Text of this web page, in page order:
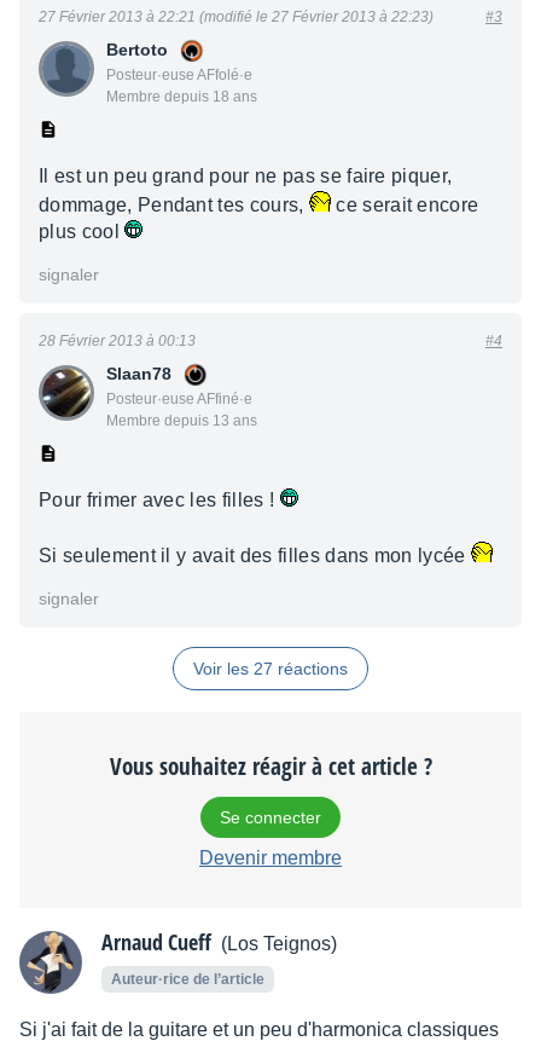
Bertoto
Posteur·euse AFfolé·e
Membre depuis 18 ans
27 Février 2013 à 22:21 (modifié le 27 Février 2013 à 22:23) #3
Il est un peu grand pour ne pas se faire piquer,
dommage, Pendant tes cours,
ce serait encore
plus cool
signaler
Slaan78
Posteur·euse AFfiné·e
Membre depuis 13 ans
28 Février 2013 à 00:13 #4
Pour frimer avec les filles !
Si seulement il y avait des filles dans mon lycée
signaler
Voir les 27 réactions
Vous souhaitez réagir à cet article ?
Se connecter
Devenir membre
Arnaud Cueff (Los Teignos)
Auteur·rice de l’article
Si j'ai fait de la guitare et un peu d'harmonica classiques